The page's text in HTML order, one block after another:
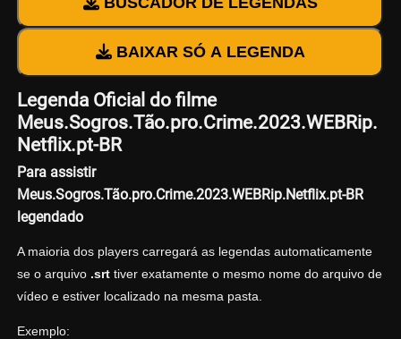
BAIXAR SÓ A LEGENDA
Legenda Oficial do filme
Meus.Sogros.Tão.pro.Crime.2023.WEBRip.
Netflix.pt-BR
Para assistir
Meus.Sogros.Tão.pro.Crime.2023.WEBRip.Netflix.pt-BR
legendado
A maioria dos players carregará as legendas automaticamente
se o arquivo .srttiver exatamente o mesmo nome do arquivo de
vídeo e estiver localizado na mesma pasta.
Exemplo: